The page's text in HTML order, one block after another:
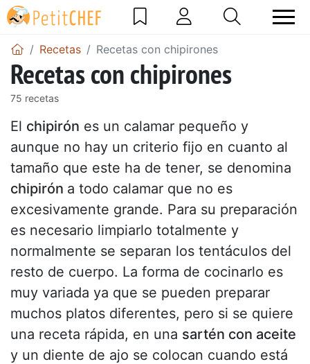
Recetas Recetas con chipirones
Recetas con chipirones
75 recetas
El chipirón es un calamar pequeño y
aunque no hay un criterio fijo en cuanto al
tamaño que este ha de tener, se denomina
chipirón a todo calamar que no es
excesivamente grande. Para su preparación
es necesario limpiarlo totalmente y
normalmente se separan los tentáculos del
resto de cuerpo. La forma de cocinarlo es
muy variada ya que se pueden preparar
muchos platos diferentes, pero si se quiere
una receta rápida, en una sartén con aceite
y un diente de ajo se colocan cuando está